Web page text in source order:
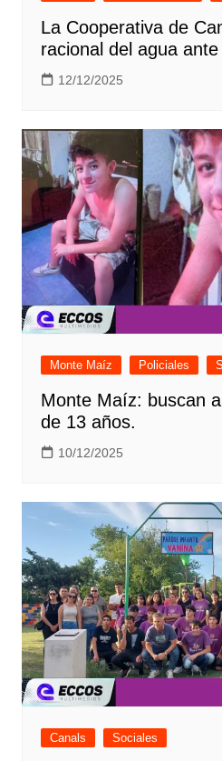
La Cooperativa de
racional del agua
12/12/2025
Monte Maíz Policiales
Monte Maíz: buscan
de 13 años.
10/12/2025
Canals Sociales